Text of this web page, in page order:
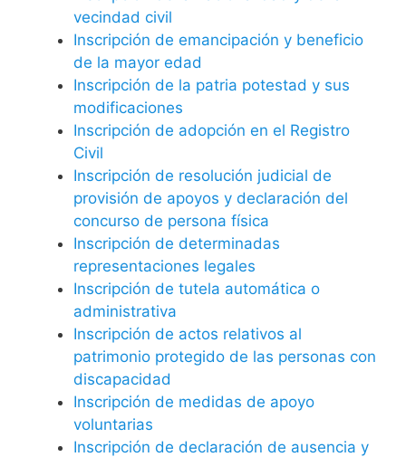
vecindad civil
Inscripción de emancipación y beneficio
de la mayor edad
Inscripción de la patria potestad y sus
modificaciones
Inscripción de adopción en el Registro
Civil
Inscripción de resolución judicial de
provisión de apoyos y declaración del
concurso de persona física
Inscripción de determinadas
representaciones legales
Inscripción de tutela automática o
administrativa
Inscripción de actos relativos al
patrimonio protegido de las personas con
discapacidad
Inscripción de medidas de apoyo
voluntarias
Inscripción de declaración de ausencia y